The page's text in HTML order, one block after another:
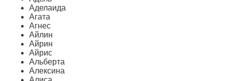
Аделаида
Агата
Агнес
Айлин
Айрин
Айрис
Альберта
Алексина